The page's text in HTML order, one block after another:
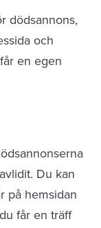
dödsannons,
och
en egen
Du kan
på hemsidan
får en träff